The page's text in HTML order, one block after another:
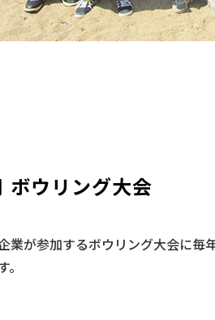
ボウリング大会
業が参加するボウリング大会に毎